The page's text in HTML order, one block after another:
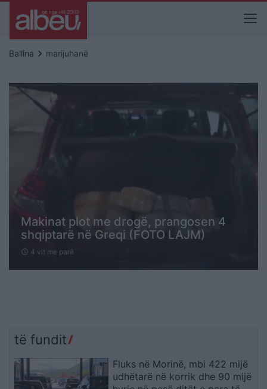
Ballina keyboard_arrow_right marijuhanë
Makinat plot me drogë, prangosen 4
shqiptarë në Greqi (FOTO LAJM)
schedule 4 vit me parë
të fundit
Fluks në Morinë, mbi 422 mijë
udhëtarë në korrik dhe 90 mijë